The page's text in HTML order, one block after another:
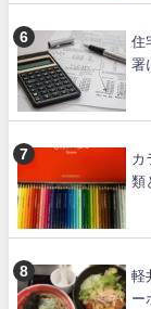
住
署
カ
類
軽
ー